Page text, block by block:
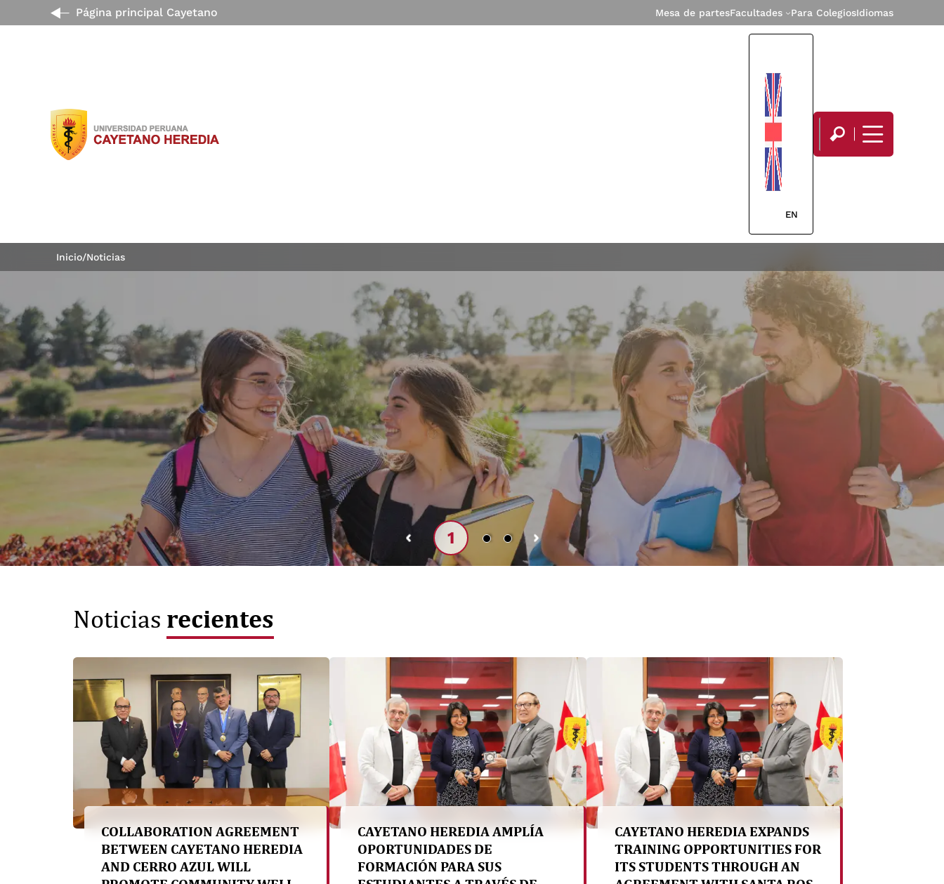
Página principal Cayetano Mesa de partesFacultades Para ColegiosIdiomas
EN
Inicio/Noticias
1 2 3
Noticias recientes
COLLABORATION AGREEMENT
BETWEEN CAYETANO HEREDIA
AND CERRO AZUL WILL
CAYETANO HEREDIA AMPLÍA
OPORTUNIDADES DE
FORMACIÓN PARA SUS
CAYETANO HEREDIA EXPANDS
TRAINING OPPORTUNITIES FOR
ITS STUDENTS THROUGH AN